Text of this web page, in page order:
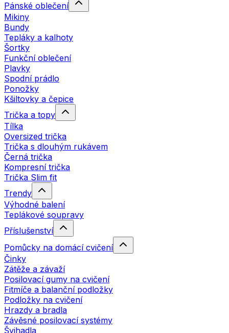
Pánské oblečení
Mikiny
Bundy
Tepláky a kalhoty
Šortky
Funkční oblečení
Plavky
Spodní prádlo
Ponožky
Kšiltovky a čepice
Trička a topy
Tílka
Oversized trička
Trička s dlouhým rukávem
Černá trička
Kompresní trička
Trička Slim fit
Trendy
Výhodné balení
Teplákové soupravy
Příslušenství
Pomůcky na domácí cvičení
Činky
Zátěže a závaží
Posilovací gumy na cvičení
Fitmíče a balanční podložky
Podložky na cvičení
Hrazdy a bradla
Závěsné posilovací systémy
Švihadla